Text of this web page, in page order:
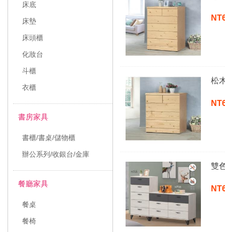
床底
床墊
床頭櫃
化妝台
斗櫃
衣櫃
書房家具
書櫃/書桌/儲物櫃
辦公系列/收銀台/金庫
餐廳家具
餐桌
餐椅
松
雙